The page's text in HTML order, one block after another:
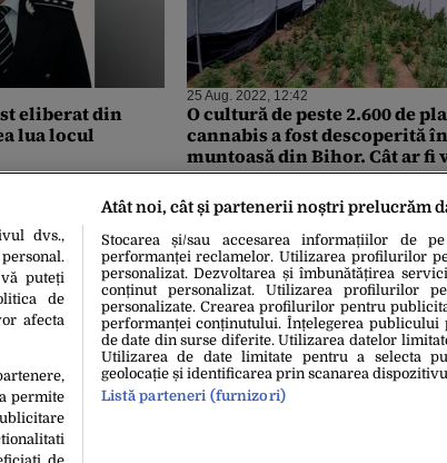
eliberat din
lua locul
25 Aug. 2022, 12:42
O cultură de peste 2.600 de
cannabis a fost descoperită
muntoasă din Bihor. Cât ar fi
piață drogurile
dvs.,
puteți
de
afecta
permite
Atât noi, cât și partenerii noștri prelucrăm
Stocarea și/sau accesarea informațiilor de
performanței reclamelor. Utilizarea profilurilor
personalizat. Dezvoltarea și îmbunătățirea
conținut personalizat. Utilizarea profilurilor
personalizate. Crearea profilurilor pentru
performanței conținutului. Înțelegerea publicului
de date din surse diferite. Utilizarea datelor
Utilizarea de date limitate pentru a selecta
geolocație și identificarea prin scanarea
Listă parteneri (furnizori)